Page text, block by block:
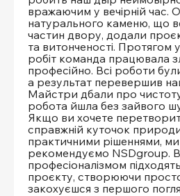
вражаючим у вечірній час.
натурального каменю, що
частин двору, додали
та витонченості. Протягом
робіт команда працювала
професійно. Всі роботи
а результат перевершив
Майстри дбали про чистоту
робота йшла без зайвого
Якщо ви хочете
справжній куточок
практичними рішеннями,
рекомендуємо NSDgroup.
професіоналізмом
проєкту, створюючи
закохуєшся з першого